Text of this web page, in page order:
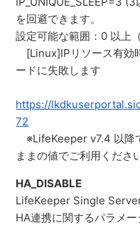
を回避できます。
設定可能な範囲：0 以上
[Linux]IPリソース有効
ードに失敗します
https://
72
※LifeKeeper v7.4 以降
ままの値でご利用ください
HA_DISABLE
LifeKeeper Single
HA連携に関するパラメー